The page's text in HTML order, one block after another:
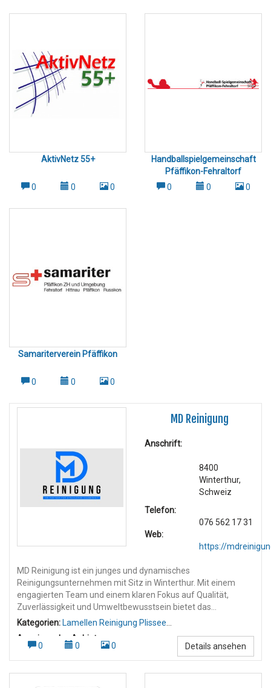
AktivNetz 55+
0 0 0
Handballspielgemeinschaft
Pfäffikon-Fehraltorf
0
0 0
Samariterverein Pfäffikon
0 0 0
MD Reinigung
Anschrift:
8400
Winterthur,
Schweiz
Telefon:
076 562 17 31
Web:
https://
MD Reinigung ist ein junges und dynamisches
Reinigungsunternehmen mit Sitz in Winterthur. Mit einem
engagierten Team und einem klaren Fokus auf Qualität,
Zuverlässigkeit und Umweltbewusstsein bietet das
Unternehmen professionelle Reinigungsdienstleistungen in
Reinigung deckt ein breites Spektrum an Reinigungsarbeiten
Kategorien: Lamellen Reinigung Plissee
Reinigung
Wohnungsreinigung
Umzugsreinigung
Wohnungsreinigung Umzugsreinigung,
Anzeigen des Anbieters:
0 0 0 Details ansehen